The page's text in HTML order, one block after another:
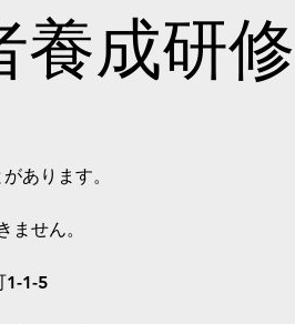
養成研修
あります。
せん。
1-1-5